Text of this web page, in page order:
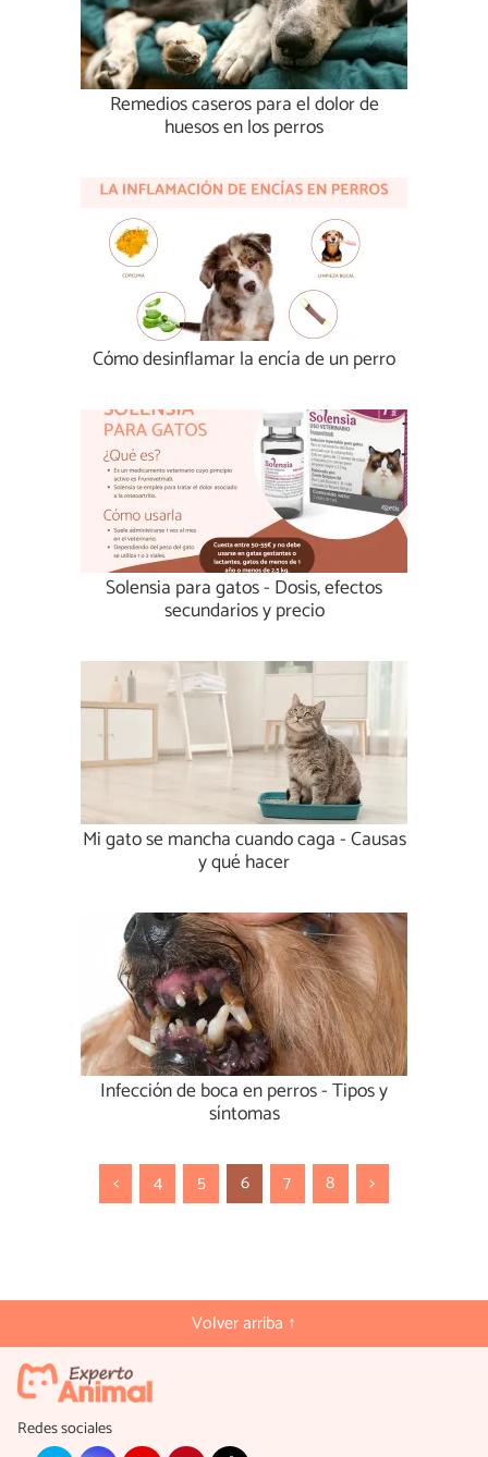
Remedios caseros para el dolor de
huesos en los perros
Cómo desinflamar la encía de un perro
Solensia para gatos - Dosis, efectos
secundarios y precio
Mi gato se mancha cuando caga - Causas
y qué hacer
Infección de boca en perros - Tipos y
síntomas
< 4 5 6 7 8 >
Volver arriba ↑
Redes sociales